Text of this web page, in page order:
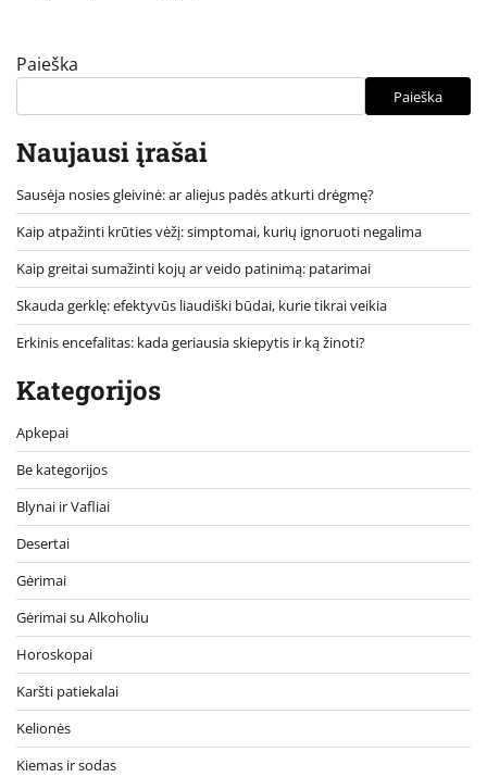
Paieška
Paieška
Naujausi įrašai
Sausėja nosies gleivinė: ar aliejus padės atkurti drėgmę?
Kaip atpažinti krūties vėžį: simptomai, kurių ignoruoti negalima
Kaip greitai sumažinti kojų ar veido patinimą: patarimai
Skauda gerklę: efektyvūs liaudiški būdai, kurie tikrai veikia
Erkinis encefalitas: kada geriausia skiepytis ir ką žinoti?
Kategorijos
Apkepai
Be kategorijos
Blynai ir Vafliai
Desertai
Gėrimai
Gėrimai su Alkoholiu
Horoskopai
Karšti patiekalai
Kelionės
Kiemas ir sodas